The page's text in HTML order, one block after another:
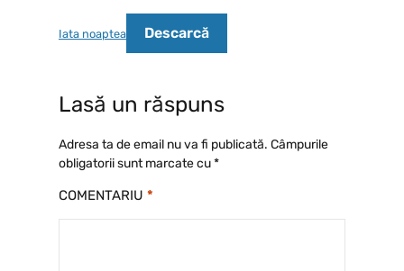
Iata noaptea Descarcă
Lasă un răspuns
Adresa ta de email nu va fi publicată. Câmpurile
obligatorii sunt marcate cu*
COMENTARIU *